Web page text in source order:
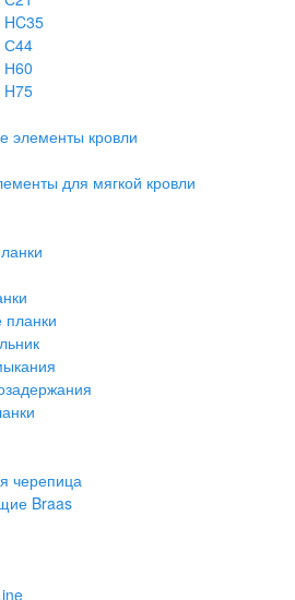
С44
Н60
элементы кровли
для мягкой кровли
черепица
Braas